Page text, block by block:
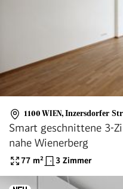
1100 WIEN, Inzersdorfer
Smart geschnittene 3-
nahe Wienerberg
77 m² 3 Zimmer